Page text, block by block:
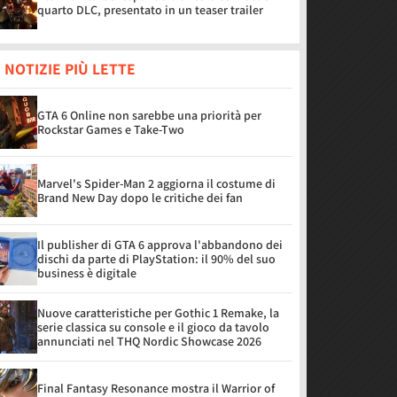
quarto DLC, presentato in un teaser trailer
NOTIZIE PIÙ LETTE
GTA 6 Online non sarebbe una priorità per
Rockstar Games e Take-Two
Marvel's Spider-Man 2 aggiorna il costume di
Brand New Day dopo le critiche dei fan
Il publisher di GTA 6 approva l'abbandono dei
dischi da parte di PlayStation: il 90% del suo
business è digitale
Nuove caratteristiche per Gothic 1 Remake, la
serie classica su console e il gioco da tavolo
annunciati nel THQ Nordic Showcase 2026
Final Fantasy Resonance mostra il Warrior of